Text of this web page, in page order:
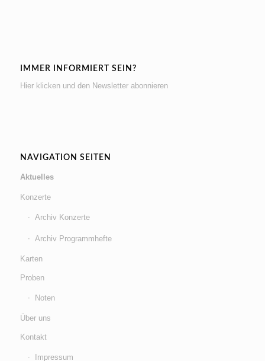
IMMER INFORMIERT SEIN?
Hier klicken und den Newsletter abonnieren
NAVIGATION SEITEN
Aktuelles
Konzerte
Archiv Konzerte
Archiv Programmhefte
Karten
Proben
Noten
Über uns
Kontakt
Impressum